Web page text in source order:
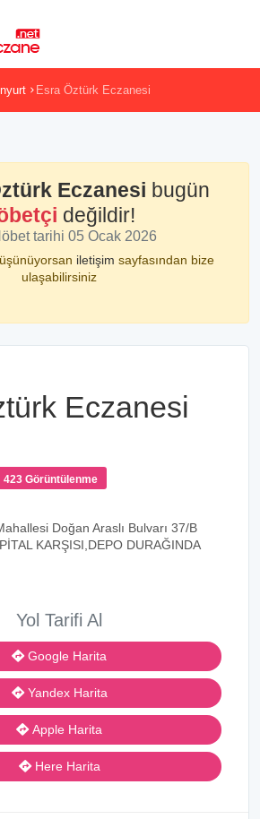
Esra Öztürk Eczanesi
Eczanesi bugün
değildir!
tarihi 05 Ocak 2026
iletişim sayfasından bize
ulaşabilirsiniz
Eczanesi
423 Görüntülenme
Doğan Araslı Bulvarı 37/B
KARŞISI,DEPO DURAĞINDA
Yol Tarifi Al
Google Harita
Yandex Harita
Apple Harita
Here Harita